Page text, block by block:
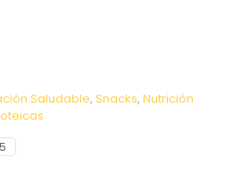
Saludable, Snacks, Nutrición